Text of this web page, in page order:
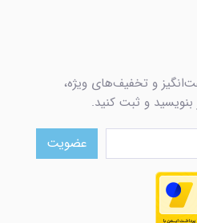
و تخفیف‌های ویژه،
و ثبت کنید.
عضویت